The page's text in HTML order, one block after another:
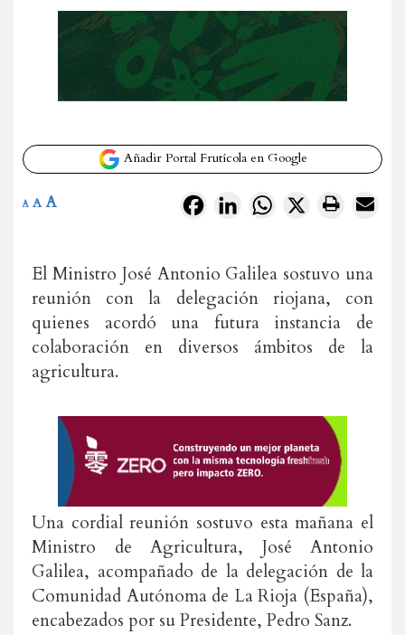
Añadir Portal Frutícola en Google
FacebookLinkedInWhatsApp
X
A A A
El Ministro José Antonio Galilea sostuvo una
reunión con la delegación riojana, con
quienes acordó una futura instancia de
colaboración en diversos ámbitos de la
agricultura.
Una cordial reunión sostuvo esta mañana el
Ministro de Agricultura, José Antonio
Galilea, acompañado de la delegación de la
Comunidad Autónoma de La Rioja (España),
encabezados por su Presidente, Pedro Sanz.